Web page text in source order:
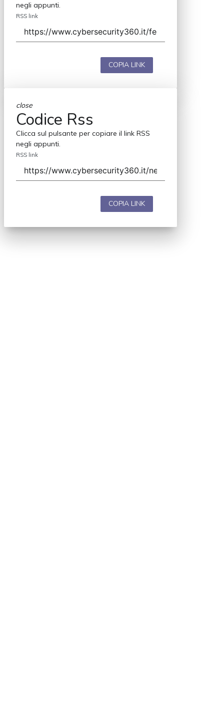
negli appunti.
RSS link
COPIA LINK
close
Codice Rss
Clicca sul pulsante per copiare il link RSS
negli appunti.
RSS link
COPIA LINK